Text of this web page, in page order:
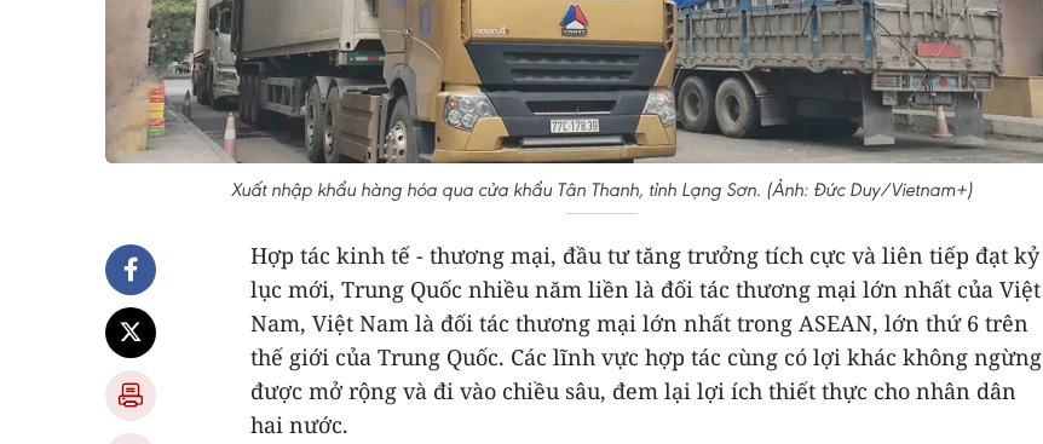
Xuất nhập khẩu hàng hóa qua cửa khẩu Tân Thanh, tỉnh Lạng Sơn. (Ảnh: Đức Duy/Vietnam+)
Hợp tác kinh tế - thương mại, đầu tư tăng trưởng tích cực và liên tiếp đạt kỷ
lục mới, Trung Quốc nhiều năm liền là đối tác thương mại lớn nhất của Việt
Nam, Việt Nam là đối tác thương mại lớn nhất trong ASEAN, lớn thứ 6 trên
thế giới của Trung Quốc. Các lĩnh vực hợp tác cùng có lợi khác không ngừng
được mở rộng và đi vào chiều sâu, đem lại lợi ích thiết thực cho nhân dân
hai nước.